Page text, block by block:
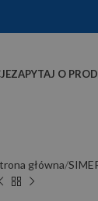
ZAPYTAJ O
główna